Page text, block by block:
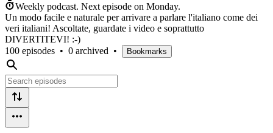
Weekly podcast. Next episode on Monday.
Un modo facile e naturale per arrivare a parlare l'italiano come dei
veri italiani! Ascoltate, guardate i video e soprattutto
DIVERTITEVI! :-)
100 episodes • 0 archived • Bookmarks